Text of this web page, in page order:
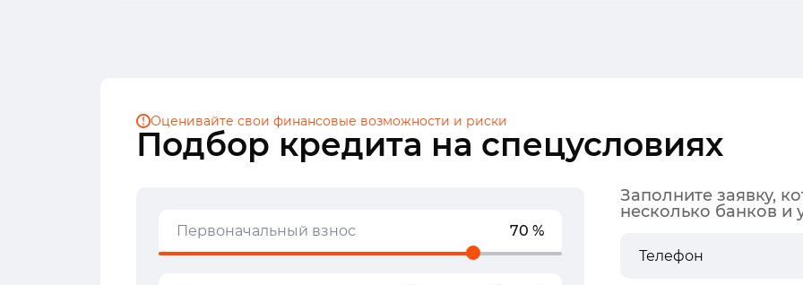
Подбор кредита на спецусловиях
Оценивайте свои финансовые возможности и риски
Первоначальный взнос 70 %
Заполните заявку,
несколько банков и